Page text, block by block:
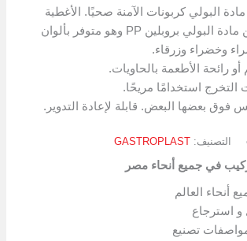
البولي كربونات الآمنة صحيًا. الأغطية
مصنوعة من مادة البولي بروبلين PP وهو متوفر بألوان
وخضراء وزرقاء.
أو رائحة الأطعمة بالحاويات.
التخرج استخدامًا مريحًا.
فوق بعضها البعض. قابلة لإعادة التدوير.
التصنيف:GASTROPLAST
في جميع أنحاء مصر
أنحاء العالم
استرجاع
تصنيع